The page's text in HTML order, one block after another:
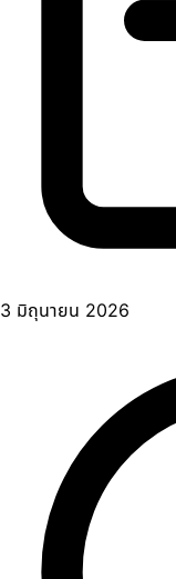
3 มิถุนายน 2026